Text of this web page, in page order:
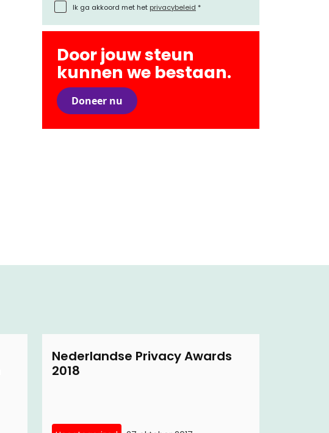
Ik ga akkoord met het privacybeleid *
Door jouw steun
kunnen we bestaan.
Doneer nu
Nederlandse Privacy Awards
2018